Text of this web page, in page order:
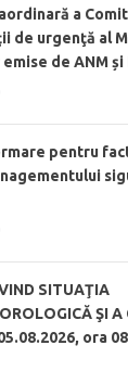
a
de urgenţă al
de ANM și
pentru
SITUAŢIA
ŞI
ora